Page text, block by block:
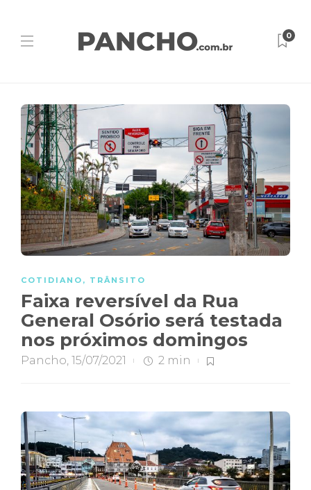
0
COTIDIANO , TRÂNSITO
Faixa reversível da Rua
General Osório será testada
nos próximos domingos
Pancho, 15/07/2021 2 min